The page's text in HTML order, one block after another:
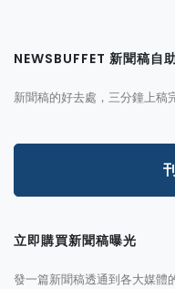
NEWSBUFFET 新聞稿自
新聞稿的好去處，三分鐘上稿
立即購買新聞稿曝光
發一篇新聞稿透通到各大媒體